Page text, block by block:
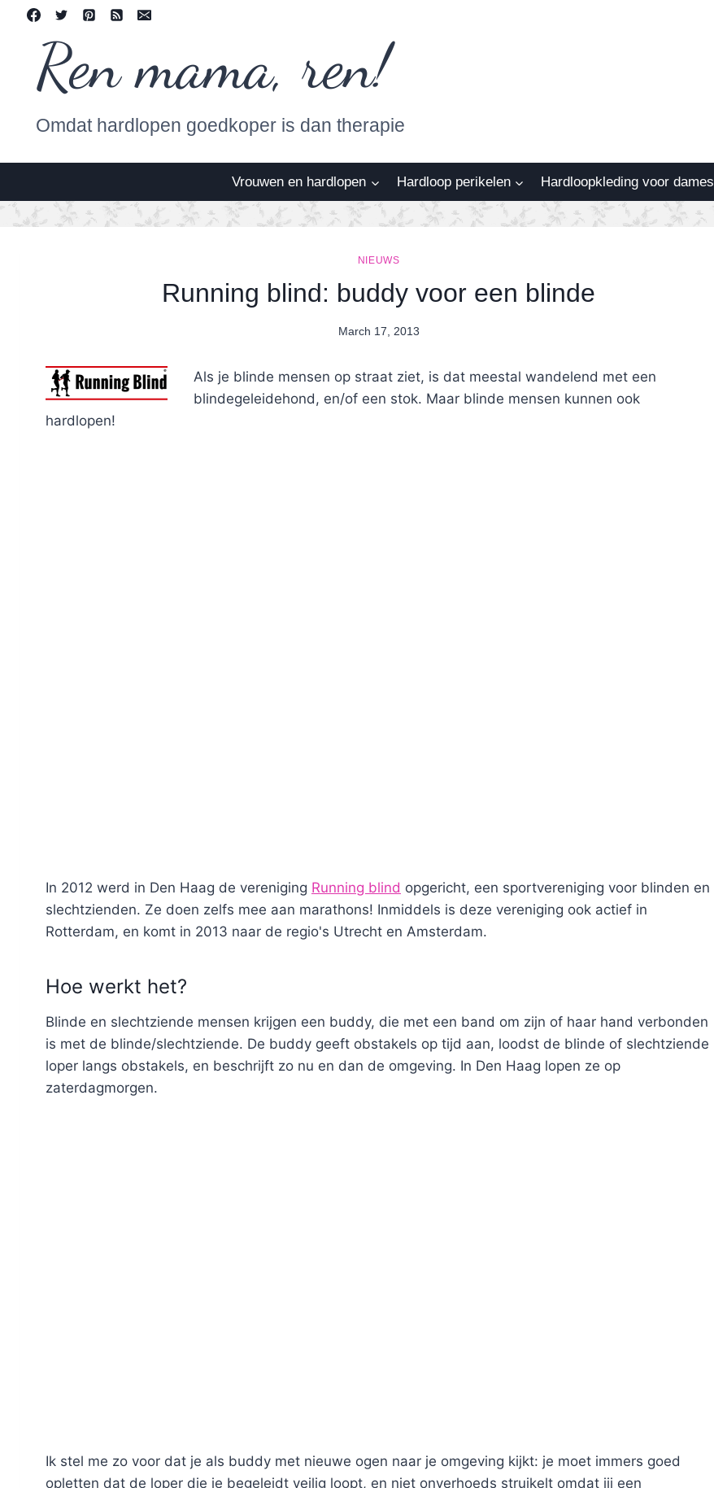
contentRen mama, ren!
Omdat hardlopen goedkoper is dan therapie
Vrouwen en hardlopen Hardloop perikelen Hardloopkleding voor dames
NIEUWS
Running blind: buddy voor een blinde
By
March 17, 2013
Als je blinde mensen op straat ziet, is dat meestal wandelend met een
blindegeleidehond, en/of een stok. Maar blinde mensen kunnen ook
hardlopen!
In 2012 werd in Den Haag de vereniging Running blind opgericht, een sportvereniging voor blinden en
slechtzienden. Ze doen zelfs mee aan marathons! Inmiddels is deze vereniging ook actief in
Rotterdam, en komt in 2013 naar de regio's Utrecht en Amsterdam.
Hoe werkt het?
Blinde en slechtziende mensen krijgen een buddy, die met een band om zijn of haar hand verbonden
is met de blinde/slechtziende. De buddy geeft obstakels op tijd aan, loodst de blinde of slechtziende
loper langs obstakels, en beschrijft zo nu en dan de omgeving. In Den Haag lopen ze op
zaterdagmorgen.
Ik stel me zo voor dat je als buddy met nieuwe ogen naar je omgeving kijkt: je moet immers goed
opletten dat de loper die je begeleidt veilig loopt, en niet onverhoeds struikelt omdat jij een